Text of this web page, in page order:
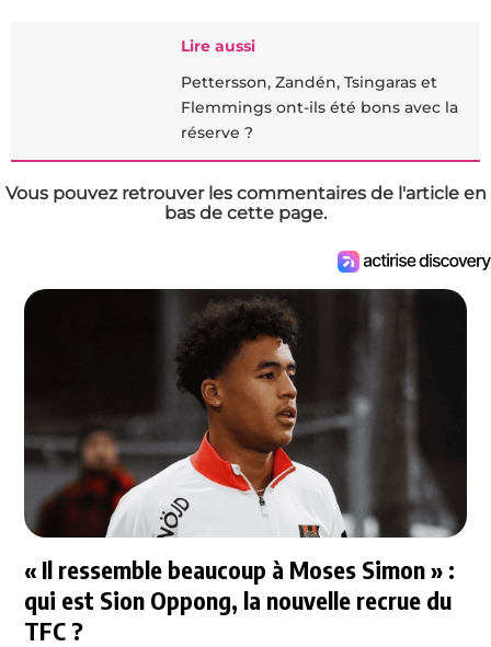
Lire aussi
Pettersson, Zandén, Tsingaras et
Flemmings ont-ils été bons avec la
réserve ?
Vous pouvez retrouver les commentaires de l'article en
bas de cette page.
« Il ressemble beaucoup à Moses Simon » :
qui est Sion Oppong, la nouvelle recrue du
TFC ?